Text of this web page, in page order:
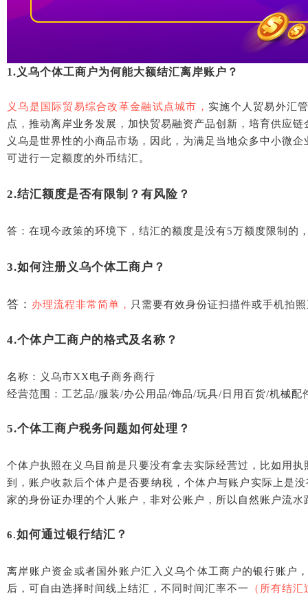
1.义乌个体工商户为何能大额结汇离岸账户？
义乌是国际贸易综合改革金融试点城市， 实施个人贸易外汇
点，推动离岸业务发展，加快贸易融资产品创新，培育供应
义乌是世界性的小商品市场，因此，为满足当地众多中小微企
可进行一定额度的外币结汇。
2.结汇额度是否有限制？有风险？
答：在现今政策的环境下，结汇的额度是没有5万额度限制的
3.如何注册义乌个体工商户？
答： 办理流程非常简单， 只需要有效身份证扫描件或手机拍
4.个体户工商户的格式及名称？
名称：义乌市XX电子商务商行
经营范围：工艺品/服装/办公用品/饰品/玩具/日用百货/机械
5.个体工商户税务问题如何处理 ？
个体户执照在义乌目前是只要没有拿去实际经营过，比如用
到，账户收款后个体户是否要纳税，个体户与账户实际上是
家的身份证办理的个人账户，非对公账户，所以自然账户流水
6.如何通过银行结汇？
离岸账户资金或者国外账户汇入义乌个体工商户的银行账户
后，可自由选择时间线上结汇，不同时间汇率不一
（ 所有结汇